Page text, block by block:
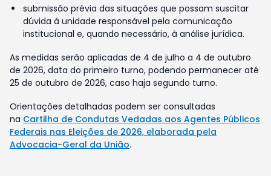
submissão prévia das situações que possam suscitar
dúvida à unidade responsável pela comunicação
institucional e, quando necessário, à análise jurídica.
As medidas serão aplicadas de 4 de julho a 4 de outubro
de 2026, data do primeiro turno, podendo permanecer até
25 de outubro de 2026, caso haja segundo turno.
Orientações detalhadas podem ser consultadas
na Cartilha de Condutas Vedadas aos Agentes Públicos
Federais nas Eleições de 2026, elaborada pela
Advocacia-Geral da União.